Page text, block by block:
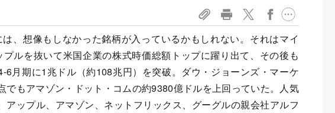
、想像もしなかった銘柄が入っているかもしれない。それはマイ
ルを抜いて米国企業の株式時価総額トップに躍り出て、その後も
6月期に1兆ドル（約108兆円）を突破。ダウ・ジョーンズ・マーケ
でもアマゾン・ドット・コムの約9380億ドルを上回っていた。人気
アップル、アマゾン、ネットフリックス、グーグルの親会社アルフ